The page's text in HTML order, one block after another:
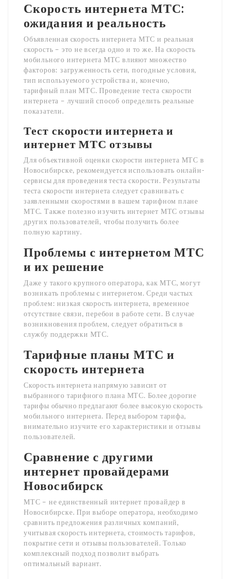
Скорость интернета МТС:
ожидания и реальность
Объявленная скорость интернета МТС и реальная
скорость – это не всегда одно и то же. На скорость
мобильного интернета МТС влияют множество
факторов: загруженность сети, погодные условия,
тип используемого устройства и, конечно,
тарифный план МТС. Проведение теста скорости
интернета – лучший способ определить реальные
показатели.
Тест скорости интернета и
интернет МТС отзывы
Для объективной оценки скорости интернета МТС в
Новосибирске, рекомендуется использовать онлайн-
сервисы для проведения теста скорости. Результаты
теста скорости интернета следует сравнивать с
заявленными скоростями в вашем тарифном плане
МТС. Также полезно изучить интернет МТС отзывы
других пользователей, чтобы получить более
полную картину.
Проблемы с интернетом МТС
и их решение
Даже у такого крупного оператора, как МТС, могут
возникать проблемы с интернетом. Среди частых
проблем: низкая скорость интернета, временное
отсутствие связи, перебои в работе сети. В случае
возникновения проблем, следует обратиться в
службу поддержки МТС.
Тарифные планы МТС и
скорость интернета
Скорость интернета напрямую зависит от
выбранного тарифного плана МТС. Более дорогие
тарифы обычно предлагают более высокую скорость
мобильного интернета. Перед выбором тарифа,
внимательно изучите его характеристики и отзывы
пользователей.
Сравнение с другими
интернет провайдерами
Новосибирск
МТС – не единственный интернет провайдер в
Новосибирске. При выборе оператора, необходимо
сравнить предложения различных компаний,
учитывая скорость интернета, стоимость тарифов,
покрытие сети и отзывы пользователей. Только
комплексный подход позволит выбрать
оптимальный вариант.